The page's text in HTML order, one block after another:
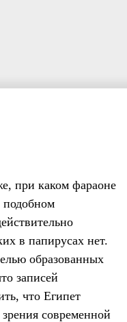
при каком фараоне
подобном
в папирусах нет.
образованных
записей
что Египет
современной